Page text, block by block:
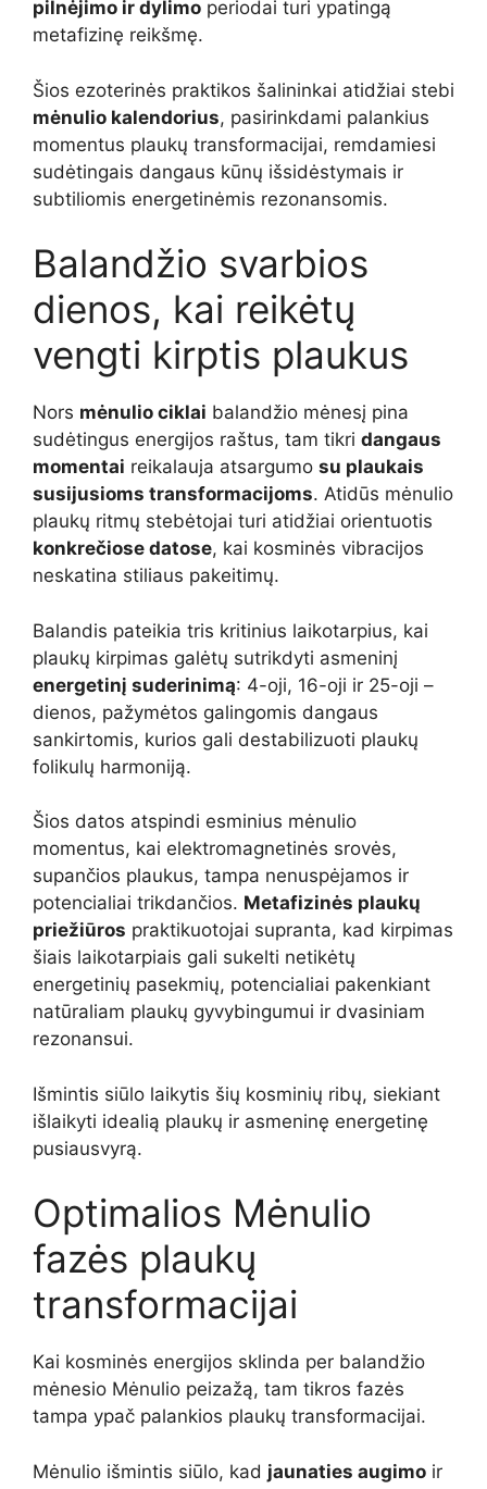
pilnėjimo ir dylimo periodai turi ypatingą
metafizinę reikšmę.
Šios ezoterinės praktikos šalininkai atidžiai stebi
mėnulio kalendorius, pasirinkdami palankius
momentus plaukų transformacijai, remdamiesi
sudėtingais dangaus kūnų išsidėstymais ir
subtiliomis energetinėmis rezonansomis.
Balandžio svarbios
dienos, kai reikėtų
vengti kirptis plaukus
Nors mėnulio ciklai balandžio mėnesį pina
sudėtingus energijos raštus, tam tikri dangaus
momentai reikalauja atsargumo su plaukais
susijusioms transformacijoms. Atidūs mėnulio
plaukų ritmų stebėtojai turi atidžiai orientuotis
konkrečiose datose, kai kosminės vibracijos
neskatina stiliaus pakeitimų.
Balandis pateikia tris kritinius laikotarpius, kai
plaukų kirpimas galėtų sutrikdyti asmeninį
energetinį suderinimą: 4-oji, 16-oji ir 25-oji –
dienos, pažymėtos galingomis dangaus
sankirtomis, kurios gali destabilizuoti plaukų
folikulų harmoniją.
Šios datos atspindi esminius mėnulio
momentus, kai elektromagnetinės srovės,
supančios plaukus, tampa nenuspėjamos ir
potencialiai trikdančios. Metafizinės plaukų
priežiūros praktikuotojai supranta, kad kirpimas
šiais laikotarpiais gali sukelti netikėtų
energetinių pasekmių, potencialiai pakenkiant
natūraliam plaukų gyvybingumui ir dvasiniam
rezonansui.
Išmintis siūlo laikytis šių kosminių ribų, siekiant
išlaikyti idealią plaukų ir asmeninę energetinę
pusiausvyrą.
Optimalios Mėnulio
fazės plaukų
transformacijai
Kai kosminės energijos sklinda per balandžio
mėnesio Mėnulio peizažą, tam tikros fazės
tampa ypač palankios plaukų transformacijai.
Mėnulio išmintis siūlo, kad jaunaties augimo ir